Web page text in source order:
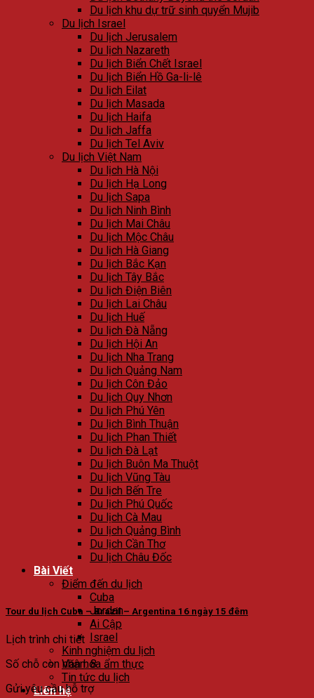
Du lịch khu dự trữ sinh quyển Mujib
Du lịch Israel
Du lịch Jerusalem
Du lịch Nazareth
Du lịch Biển Chết Israel
Du lịch Biển Hồ Ga-li-lê
Du lịch Eilat
Du lịch Masada
Du lịch Haifa
Du lịch Jaffa
Du lịch Tel Aviv
Du lịch Việt Nam
Du lịch Hà Nội
Du lịch Hạ Long
Du lịch Sapa
Du lịch Ninh Bình
Du lịch Mai Châu
Du lịch Mộc Châu
Du lịch Hà Giang
Du lịch Bắc Kạn
Du lịch Tây Bắc
Du lịch Điện Biên
Du lịch Lai Châu
Du lịch Huế
Du lịch Đà Nẵng
Du lịch Hội An
Du lịch Nha Trang
Du lịch Quảng Nam
Du lịch Côn Đảo
Du lịch Quy Nhơn
Du lịch Phú Yên
Du lịch Bình Thuận
Du lịch Phan Thiết
Du lịch Đà Lạt
Du lịch Buôn Ma Thuột
Du lịch Vũng Tàu
Du lịch Bến Tre
Du lịch Phú Quốc
Du lịch Cà Mau
Du lịch Quảng Bình
Du lịch Cần Thơ
Du lịch Châu Đốc
Bài Viết
Điểm đến du lịch
Cuba
Jordan
Ai Cập
Israel
Kinh nghiệm du lịch
Văn hóa ẩm thực
Tin tức du lịch
Liên hệ
Tour du lịch Cuba – Brazil – Argentina 16 ngày 15 đêm
Lịch trình chi tiết
Số chỗ còn nhận: 8
Gửi yêu cầu hỗ trợ